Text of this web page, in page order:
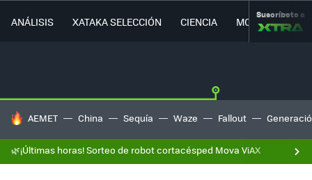
ANÁLISIS XATAKA SELECCIÓN CIENCIA MOVILIDAD
Suscríbete a
HOY SE HABLA DE
AEMET China Sequía Waze Fallout
🌿¡Últimas horas! Sorteo de robot cortacésped Mova ViAX